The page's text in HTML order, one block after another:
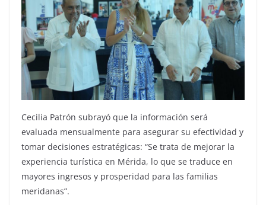
Cecilia Patrón subrayó que la información será
evaluada mensualmente para asegurar su efectividad y
tomar decisiones estratégicas: “Se trata de mejorar la
experiencia turística en Mérida, lo que se traduce en
mayores ingresos y prosperidad para las familias
meridanas”.